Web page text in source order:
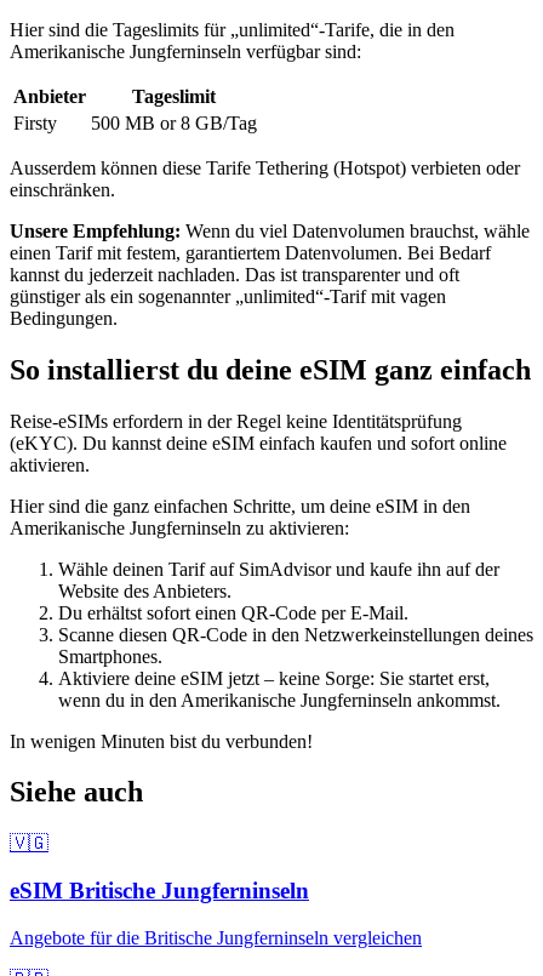
Hier sind die Tageslimits für „unlimited“-Tarife, die in den
Amerikanische Jungferninseln verfügbar sind:
Anbieter
Tageslimit
Firsty
500 MB or 8 GB/Tag
Ausserdem können diese Tarife Tethering (Hotspot) verbieten oder
einschränken.
Unsere Empfehlung: Wenn du viel Datenvolumen brauchst, wähle
einen Tarif mit festem, garantiertem Datenvolumen. Bei Bedarf
kannst du jederzeit nachladen. Das ist transparenter und oft
günstiger als ein sogenannter „unlimited“-Tarif mit vagen
Bedingungen.
So installierst du deine eSIM ganz einfach
Reise-eSIMs erfordern in der Regel keine Identitätsprüfung
(eKYC). Du kannst deine eSIM einfach kaufen und sofort online
aktivieren.
Hier sind die ganz einfachen Schritte, um deine eSIM in den
Amerikanische Jungferninseln zu aktivieren:
Wähle deinen Tarif auf SimAdvisor und kaufe ihn auf der
Website des Anbieters.
Du erhältst sofort einen QR-Code per E-Mail.
Scanne diesen QR-Code in den Netzwerkeinstellungen deines
Smartphones.
Aktiviere deine eSIM jetzt – keine Sorge: Sie startet erst,
wenn du in den Amerikanische Jungferninseln ankommst.
In wenigen Minuten bist du verbunden!
Siehe auch
🇻🇬
eSIM Britische Jungferninseln
Angebote fürdie Britische Jungferninseln vergleichen